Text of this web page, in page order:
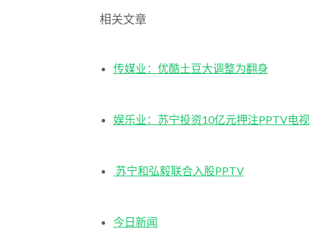
相关文章
传媒业：优酷土豆大调整为翻身
娱乐业：苏宁投资10亿元押注PPTV电视
苏宁和弘毅联合入股PPTV
今日新闻